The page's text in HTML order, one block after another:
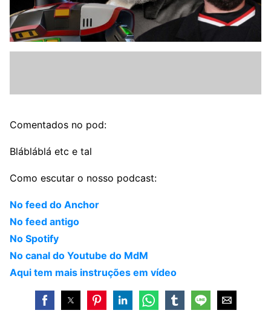
Comentados no pod:
Blábláblá etc e tal
Como escutar o nosso podcast:
No feed do Anchor
No feed antigo
No Spotify
No canal do Youtube do MdM
Aqui tem mais instruções em vídeo